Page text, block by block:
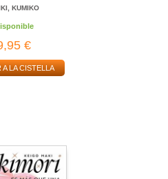
KUMIKO
€
A LA CISTELLA